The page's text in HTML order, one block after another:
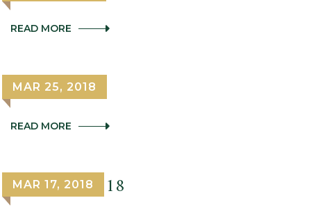
READ MORE GUISANTADA
MAR 25, 2018
Día del socio
READ MORE DÍA
MAR 17, 2018
Calçotada 2018